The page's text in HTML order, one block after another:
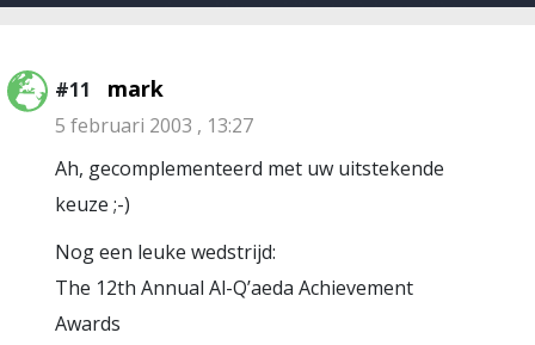
#11 mark
5 februari 2003 , 13:27
Ah, gecomplementeerd met uw uitstekende
keuze ;-)
Nog een leuke wedstrijd:
The 12th Annual Al-Q’aeda Achievement
Awards